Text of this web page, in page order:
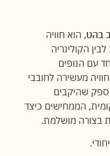
בהט, הוא חוויה
הקולינריה
עם הנופים
מעשירה לחובבי
ספק שהיקבים
הממחישים כיצד
בצורה מושלמת.